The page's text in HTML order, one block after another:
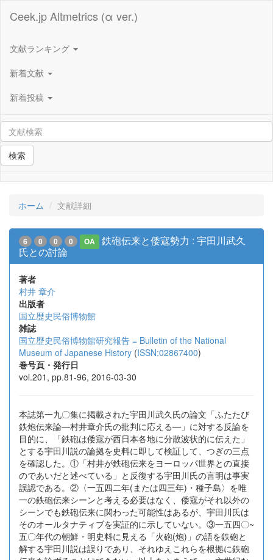
Ceek.jp Altmetrics (α ver.)
文献ランキング
新着文献
新着投稿
検索
ホーム 文献詳細
6 0 0 0 OA
鉄砲伝来と倭寇勢力 : 宇田川武久
氏との討論
著者
村井 章介
出版者
国立歴史民俗博物館
雑誌
国立歴史民俗博物館研究報告 = Bulletin of the National
Museum of Japanese History (ISSN:02867400)
巻号頁・発行日
vol.201, pp.81-96, 2016-03-30
本誌第一九〇集に掲載された宇田川武久氏の論文「ふたたび
鉄炮伝来論―村井章介氏の批判に応える―」に対する反論を
目的に、「鉄砲は倭寇が西日本各地に分散波状的に伝えた」
とする宇田川説の論拠を史料に即して検証して、つぎの三点
を確認した。①「村井が鉄砲伝来をヨーロッパ世界との直接
のであいだと述べている」と反復する宇田川氏の言明は事実
誤認である。②〈一五四二年(または四三年)・種子島〉を唯
一の鉄砲伝来シーンと考える必要はなく、倭寇がそれ以外の
シーンでも鉄砲伝来に関わった可能性はあるが、宇田川氏は
そのオールタナティブを実証的に示していない。③一五四〇~
五〇年代の朝鮮・明史料に見える「火砲(炮)」の語を鉄砲と
解する宇田川説は誤りであり、それゆえこれらを根拠に鉄砲